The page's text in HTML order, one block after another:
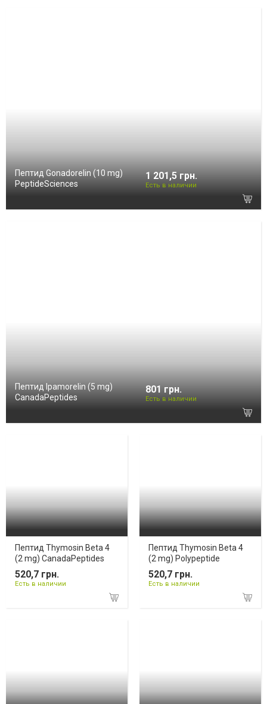
Пептид Gonadorelin (10 mg)
PeptideSciences
1 201,5 грн.
Есть в наличии
Пептид Ipamorelin (5 mg)
CanadaPeptides
801 грн.
Есть в наличии
Пептид Thymosin Beta 4
(2 mg) CanadaPeptides
520,7 грн.
Есть в наличии
Пептид Thymosin Beta 4
(2 mg) Polypeptide
520,7 грн.
Есть в наличии